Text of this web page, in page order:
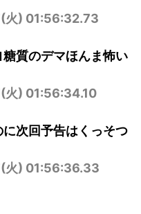
) 01:56:32.73
質のデマほんま怖い
) 01:56:34.10
次回予告はくっそつ
) 01:56:36.33